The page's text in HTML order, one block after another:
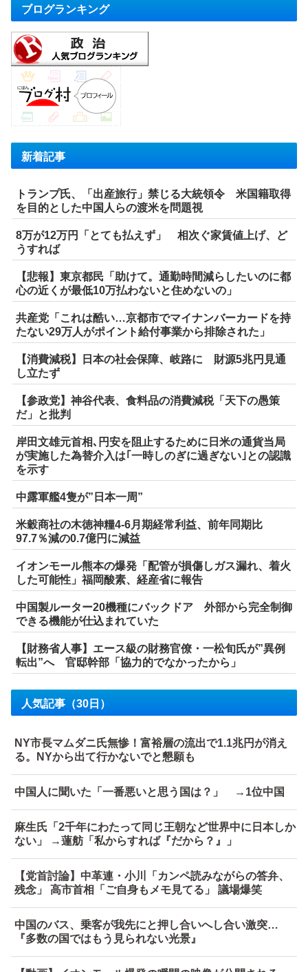
ブログランキング
新着記事
トランプ氏、「出産旅行」禁じる大統領令 米国籍取得
を目的とした中国人らの渡米を問題視
8万が12万円「とても払えず」 相次ぐ家賃値上げ、ど
うすれば
【悲報】東京都民「助けて。通勤時間減らしたいのに都
心の近くが最低10万払わないと住めないの」
共産党「これは酷い…京都市でマイナンバーカードを持
たない29万人がポイント給付事業から排除された」
【消費減税】日本の社会保障、岐路に 財源5兆円見通
し立たず
【参政党】神谷代表、食料品の消費減税「天下の愚策
だ」と批判
岸田文雄元首相､円安を阻止するために日米の通貨当局
が実施した為替介入は｢一時しのぎに過ぎない｣との認識
を示す
中露軍艦4隻が”日本一周”
米穀商社の木徳神糧4-6月期経常利益、前年同期比
97.7％減の0.7億円に減益
イオンモール熊本の爆発「配管が損傷しガス漏れ、着火
した可能性」福岡酸素、経産省に報告
中国製ルーター20機種にバックドア 外部から完全制御
できる機能が仕込まれていた
【財務省人事】エース級の財務官僚・一松旬氏が”異例
転出”へ 官邸幹部「協力的でなかったから」
人気記事（30日）
NY市長マムダニ氏無惨！富裕層の流出で1.1兆円が消え
る。NYから出て行かないでと懇願も
中国人に聞いた「一番悪いと思う国は？」 →1位中国
麻生氏「2千年にわたって同じ王朝など世界中に日本しか
ない」 →蓮舫「私からすれば『だから？』」
【党首討論】中革連・小川「カンペ読みながらの答弁、
残念」 高市首相「ご自身もメモ見てる」 議場爆笑
中国のバス、乗客が我先にと押し合いへし合い激突…
『多数の国ではもう見られない光景』